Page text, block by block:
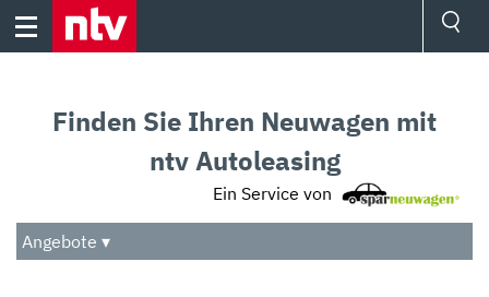
Skip
Audio
Das Beste
Finden Sie Ihren Neuwagen mit
ntv Autoleasing
Ein Service von
Angebote ▾